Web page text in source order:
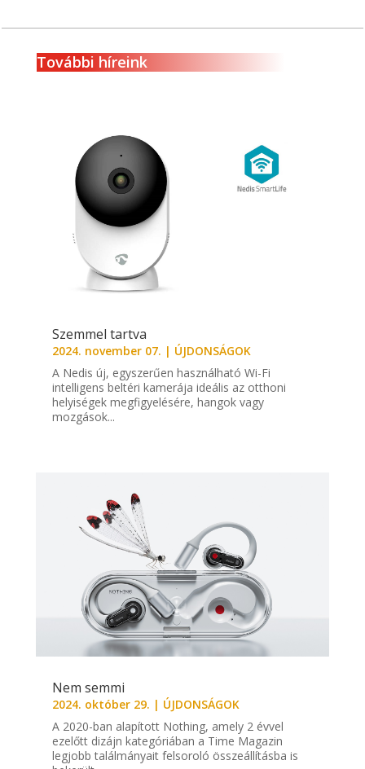
További híreink
Szemmel tartva
2024. november 07. | ÚJDONSÁGOK
A Nedis új, egyszerűen használható Wi-Fi
intelligens beltéri kamerája ideális az otthoni
helyiségek megfigyelésére, hangok vagy
mozgások...
Nem semmi
2024. október 29. | ÚJDONSÁGOK
A 2020-ban alapított Nothing, amely 2 évvel
ezelőtt dizájn kategóriában a Time Magazin
legjobb találmányait felsoroló összeállításba is